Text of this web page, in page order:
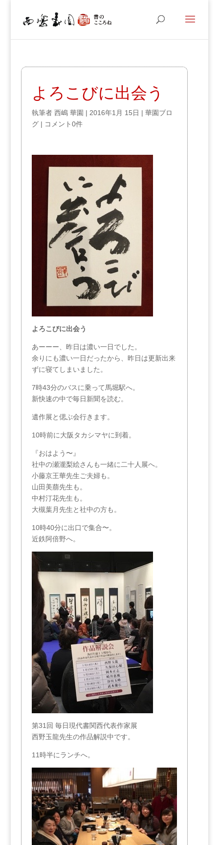
よろこびに出会う
執筆者 西嶋 華園 | 2016年1月 15日 | 華園ブロ
グ| コメント0件
よろこびに出会う
あーーー、昨日は濃い一日でした。
余りにも濃い一日だったから、昨日は更新出来
ずに寝てしまいました。
7時43分のバスに乗って馬堀駅へ。
新快速の中で毎日新聞を読む。
遺作展と偲ぶ会行きます。
10時前に大阪タカシマヤに到着。
『おはよう〜』
社中の瀬瀧梨絵さんも一緒に二十人展へ。
小藤京王華先生ご夫婦も。
山田美萠先生も。
中村汀花先生も。
大槻葉月先生と社中の方も。
10時40分に出口で集合〜。
近鉄阿倍野へ。
第31回 毎日現代書関西代表作家展
西野玉龍先生の作品解説中です。
11時半にランチへ。